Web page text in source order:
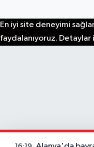
En iyi site deneyimi
faydalanıyoruz. Detaylar